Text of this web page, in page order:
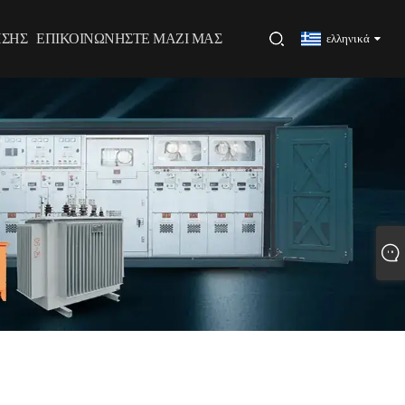
ΕΠΙΚΟΙΝΩΝΉΣΤΕ ΜΑΖΊ ΜΑΣ ελληνικά